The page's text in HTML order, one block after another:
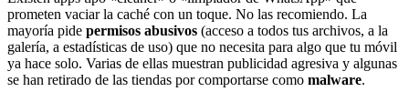
prometen vaciar la caché con un toque. No las recomiendo. La
mayoría pide permisos abusivos (acceso a todos tus archivos, a la
galería, a estadísticas de uso) que no necesita para algo que tu móvil
ya hace solo. Varias de ellas muestran publicidad agresiva y algunas
se han retirado de las tiendas por comportarse como malware.